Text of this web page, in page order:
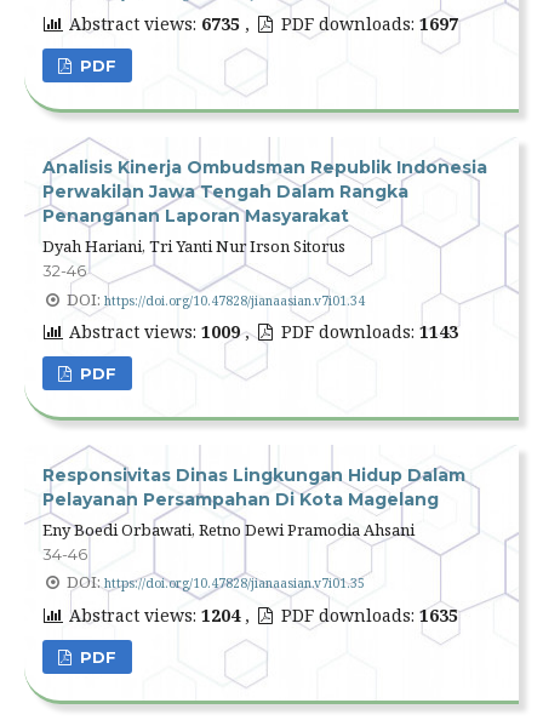
Abstract views: 6735 , PDF downloads: 1697
PDF
Analisis Kinerja Ombudsman Republik Indonesia
Perwakilan Jawa Tengah Dalam Rangka
Penanganan Laporan Masyarakat
Dyah Hariani, Tri Yanti Nur Irson Sitorus
32-46
DOI: https://doi.org/10.47828/jianaasian.v7i01.34
Abstract views: 1009, PDF downloads: 1143
PDF
Responsivitas Dinas Lingkungan Hidup Dalam
Pelayanan Persampahan Di Kota Magelang
Eny Boedi Orbawati, Retno Dewi Pramodia Ahsani
34-46
DOI:https://doi.org/10.47828/jianaasian.v7i01.35
Abstract views: 1204, PDF downloads: 1635
PDF